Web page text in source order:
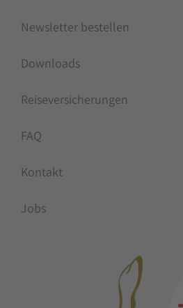
Newsletter bestellen
Downloads
Reiseversicherungen
FAQ
Kontakt
Jobs
MITGLIEDSCHAFTEN